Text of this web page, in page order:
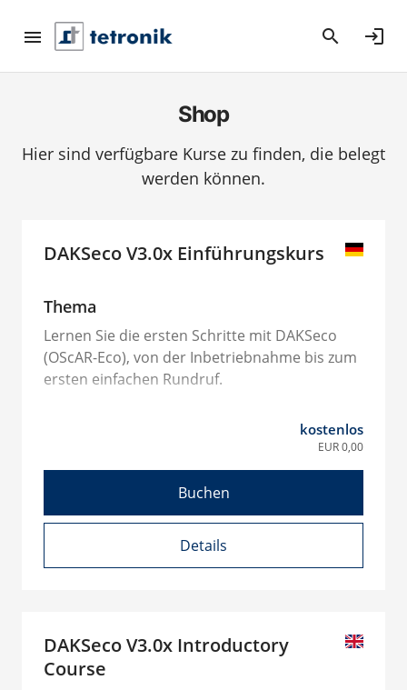
search login
Shop
Hier sind verfügbare Kurse zu finden, die belegt
werden können.
DAKSeco V3.0x Einführungskurs
Thema
Lernen Sie die ersten Schritte mit DAKSeco
(OScAR-Eco), von der Inbetriebnahme bis zum
ersten einfachen Rundruf.
kostenlos
EUR 0,00
Details
Buchen
DAKSeco V3.0x Introductory
Course